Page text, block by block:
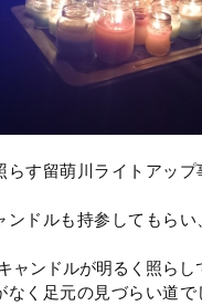
らす留萌川ライトアップ
ンドルも持参してもらい
ャンドルが明るく照らし
なく足元の見づらい道